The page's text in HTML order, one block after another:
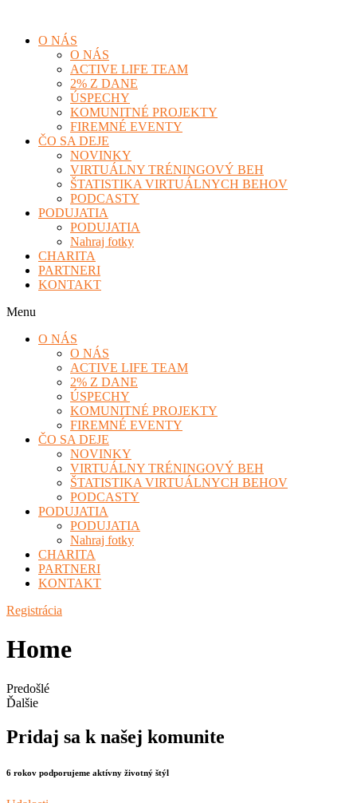
O NÁS
O NÁS
ACTIVE LIFE TEAM
2% Z DANE
ÚSPECHY
KOMUNITNÉ PROJEKTY
FIREMNÉ EVENTY
ČO SA DEJE
NOVINKY
VIRTUÁLNY TRÉNINGOVÝ BEH
ŠTATISTIKA VIRTUÁLNYCH BEHOV
PODCASTY
PODUJATIA
PODUJATIA
Nahraj fotky
CHARITA
PARTNERI
KONTAKT
Menu
O NÁS
O NÁS
ACTIVE LIFE TEAM
2% Z DANE
ÚSPECHY
KOMUNITNÉ PROJEKTY
FIREMNÉ EVENTY
ČO SA DEJE
NOVINKY
VIRTUÁLNY TRÉNINGOVÝ BEH
ŠTATISTIKA VIRTUÁLNYCH BEHOV
PODCASTY
PODUJATIA
PODUJATIA
Nahraj fotky
CHARITA
PARTNERI
KONTAKT
Registrácia
Home
Predošlé
Ďalšie
Pridaj sa k našej komunite
6 rokov podporujeme aktívny životný štýl